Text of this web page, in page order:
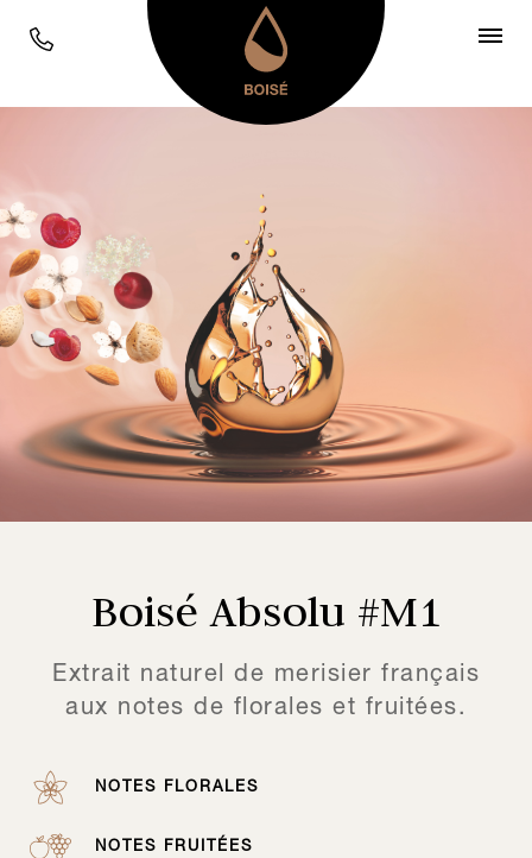
Boisé Absolu #M1
Extrait naturel de merisier français
aux notes de florales et fruitées.
NOTES FLORALES
NOTES FRUITÉES